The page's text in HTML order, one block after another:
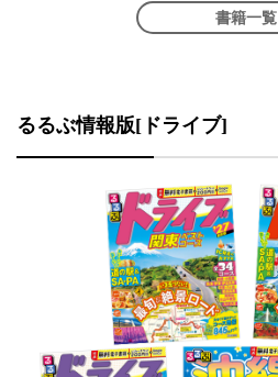
書籍一覧
るるぶ情報版[ドライブ]